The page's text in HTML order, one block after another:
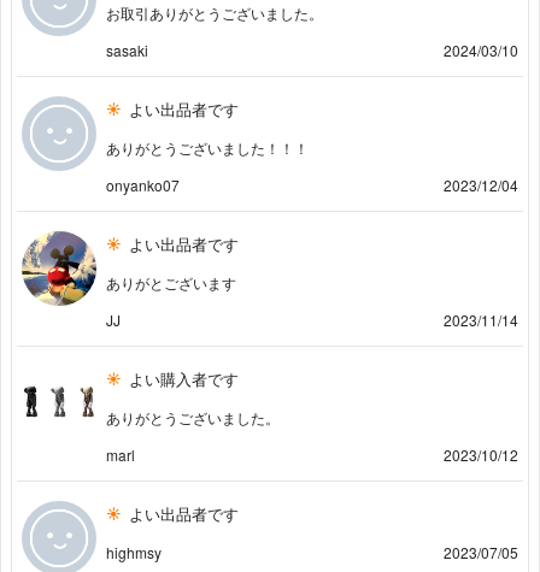
お取引ありがとうございました。
sasaki
2024/03/10
よい出品者です
ありがとうございました！！！
onyanko07
2023/12/04
よい出品者です
ありがとございます
JJ
2023/11/14
よい購入者です
ありがとうございました。
marl
2023/10/12
よい出品者です
highmsy 2023/07/05